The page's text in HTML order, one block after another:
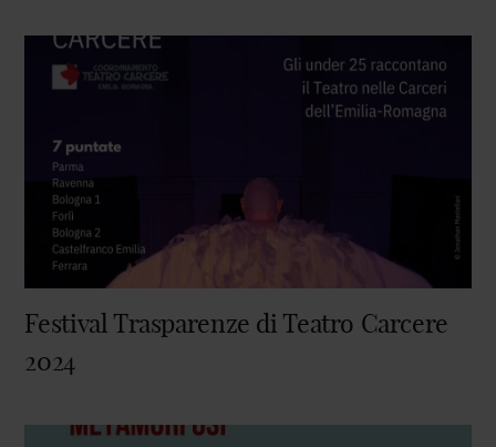
Festival Trasparenze di Teatro Carcere
2024